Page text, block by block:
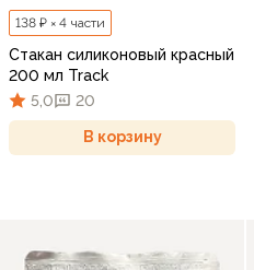
138 ₽ × 4 части
Стакан силиконовый красный
200 мл Track
5,0
20
В корзину